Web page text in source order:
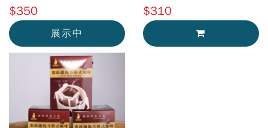
$350
展示中
$310